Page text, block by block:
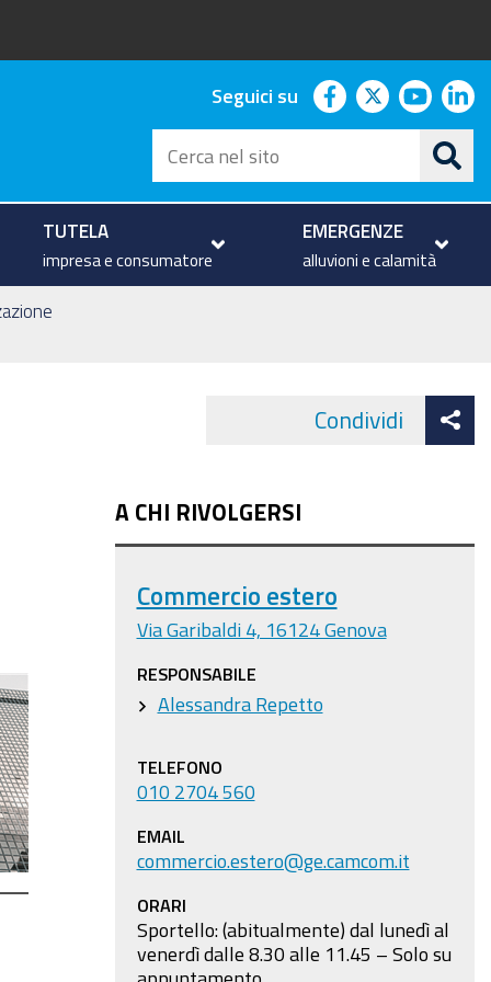
Seguici su facebook
twitter
Cerca
nel
sito
TUTELA
impresa e consumatore
EMERGENZE
alluvioni e calamità
Condividi
A CHI RIVOLGERSI
Commercio estero
Via Garibaldi 4, 16124 Genova
RESPONSABILE
Alessandra Repetto
TELEFONO
010 2704 560
EMAIL
commercio.estero@ge.camcom.it
ORARI
Sportello: (abitualmente) dal lunedì al
venerdì dalle 8.30 alle 11.45 – Solo su
appuntamento.